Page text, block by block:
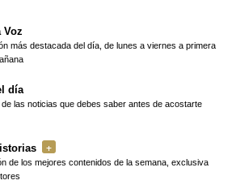
Voz
más destacada del día, de lunes a viernes a primera
día
las noticias que debes saber antes de acostarte
de los mejores contenidos de la semana, exclusiva